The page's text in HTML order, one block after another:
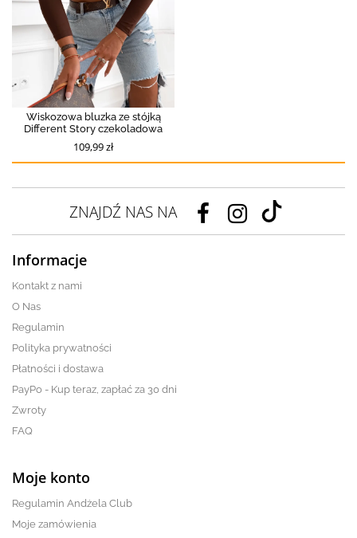
Wiskozowa bluzka ze stójką
Different Story czekoladowa
109,99 zł
ZNAJDŹ NAS NA
Informacje
Kontakt z nami
O Nas
Regulamin
Polityka prywatności
Płatności i dostawa
PayPo - Kup teraz, zapłać za 30 dni
Zwroty
FAQ
Moje konto
Regulamin Andżela Club
Moje zamówienia